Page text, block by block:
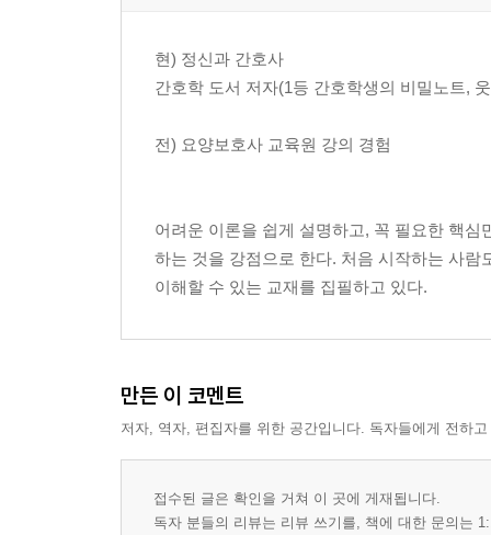
현) 정신과 간호사
간호학 도서 저자(1등 간호학생의 비밀노트,
전) 요양보호사 교육원 강의 경험
어려운 이론을 쉽게 설명하고, 꼭 필요한 핵심
하는 것을 강점으로 한다. 처음 시작하는 사람
이해할 수 있는 교재를 집필하고 있다.
만든 이 코멘트
저자, 역자, 편집자를 위한 공간입니다. 독자들에게 전하
접수된 글은 확인을 거쳐 이 곳에 게재됩니다.
독자 분들의 리뷰는 리뷰 쓰기를, 책에 대한 문의는